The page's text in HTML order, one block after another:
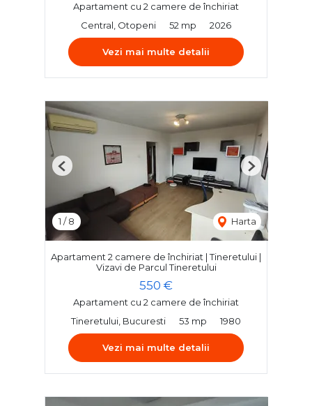
Apartament cu 2 camere de închiriat
Central, Otopeni
52 mp 2026
Vezi mai multe detalii
1 /8 Harta
Previous Next
Apartament 2 camere de închiriat | Tineretului |
Vizavi de Parcul Tineretului
550 €
Apartament cu 2 camere de închiriat
Tineretului, Bucuresti
53 mp 1980
Vezi mai multe detalii